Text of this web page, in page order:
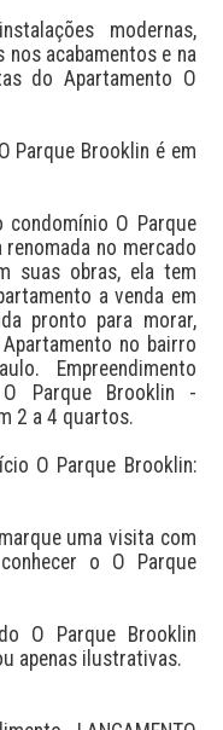
modernas,
acabamentos e na
do Apartamento O
Parque Brooklin é em
O Parque
renomada no mercado
suas obras, ela tem
a venda em
pronto para morar,
no bairro
Empreendimento
Parque Brooklin -
2 a 4 quartos.
O Parque Brooklin:
uma visita com
o O Parque
O Parque Brooklin
apenas ilustrativas.